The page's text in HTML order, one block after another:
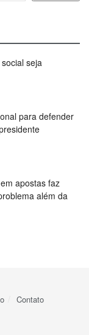
seja
para defender
apostas faz
além da
Contato